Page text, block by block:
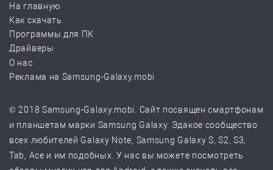
На главную
Как скачать
Программы для ПК
Драйверы
О нас
Реклама на Samsung-Galaxy.mobi
© 2018 Samsung-Galaxy.mobi. Сайт посвящен смартфонам
и планшетам марки Samsung Galaxy. Эдакое сообщество
всех любителей Galaxy Note, Samsung Galaxy S, S2, S3,
Tab, Ace и им подобных. У нас вы можете посмотреть